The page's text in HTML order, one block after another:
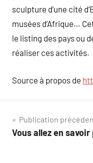
sculpture d’une cité
musées d’Afrique…
le listing des pays ou
réaliser ces activités.
Source à propos de
Navigation
de
Publication
Vous allez en